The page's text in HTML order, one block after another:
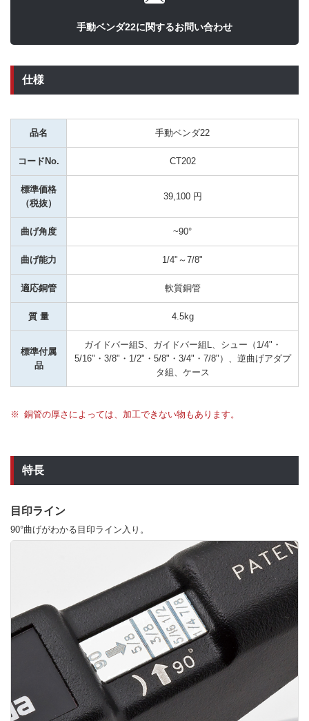
手動ベンダ22に関するお問い合わせ
仕様
品名 手動ベンダ22
コードNo. CT202
標準価格
（税抜）
39,100 円
曲げ角度 ~90°
曲げ能力 1/4"～7/8"
適応銅管 軟質銅管
質 量 4.5kg
標準付属
品
ガイドバー組S、ガイドバー組L、シュー（1/4"・
5/16"・3/8"・1/2"・5/8"・3/4"・7/8"）、逆曲げアダプ
タ組、ケース
銅管の厚さによっては、加工できない物もあります。
特長
目印ライン
90°曲げがわかる目印ライン入り。